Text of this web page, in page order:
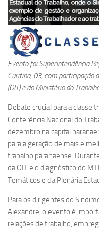
Evento foi Superintendência
Curitiba, 03, com participação
(OIT) e do Ministério do
Debate crucial para a classe
Conferência Nacional do
dezembro na capital
para a geração de mais e
trabalho paranaense.
da OIT e o diagnóstico do
Temáticos e da Plenária
Para os dirigentes do
Alexandre, o evento é
relações de trabalho,